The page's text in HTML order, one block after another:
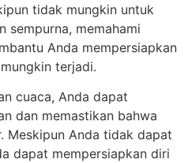
tidak mungkin untuk
sempurna, memahami
Anda mempersiapkan
terjadi.
cuaca, Anda dapat
dan memastikan bahwa
Meskipun Anda tidak dapat
dapat mempersiapkan diri